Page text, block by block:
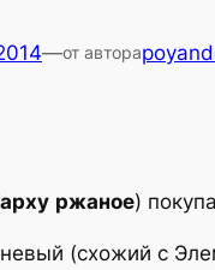
—от автора
ржаное)
(схожий с